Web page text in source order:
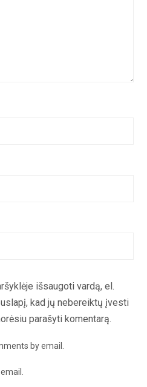
išsaugoti vardą, el.
kad jų nebereiktų įvesti
parašyti komentarą.
by email.